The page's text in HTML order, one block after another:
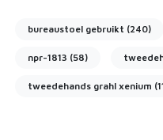
bureaustoel gebruikt (240)
npr-1813 (58)
tweedehands grahl xenium